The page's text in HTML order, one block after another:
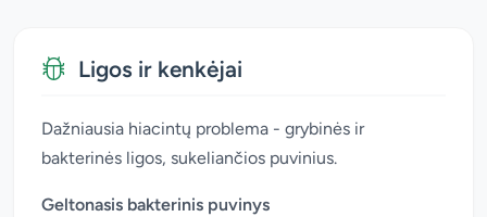
Ligos ir kenkėjai
Dažniausia hiacintų problema - grybinės ir
bakterinės ligos, sukeliančios puvinius.
Geltonasis bakterinis puvinys